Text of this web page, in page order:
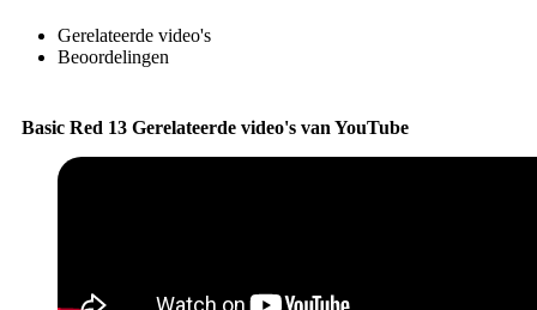
Gerelateerde video's
Beoordelingen
Basic Red 13 Gerelateerde video's van YouTube